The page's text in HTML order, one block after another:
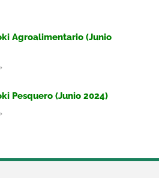
Agroalimentario (Junio
Pesquero (Junio 2024)